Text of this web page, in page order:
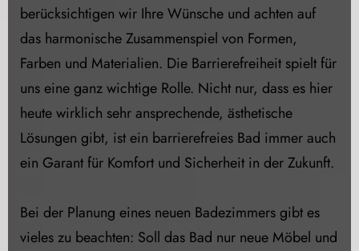
berücksichtigen wir Ihre Wünsche und achten auf
das harmonische Zusammenspiel von Formen,
Farben und Materialien. Die Barrierefreiheit spielt für
uns eine ganz wichtige Rolle. Nicht nur, dass es hier
heute wirklich sehr ansprechende, ästhetische
Lösungen gibt, ist ein barrierefreies Bad immer auch
ein Garant für Komfort und Sicherheit in der Zukunft.
Bei der Planung eines neuen Badezimmers gibt es
vieles zu beachten: Soll das Bad nur neue Möbel und